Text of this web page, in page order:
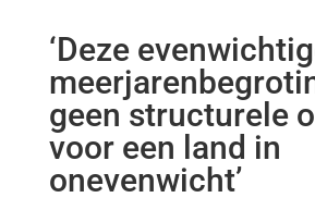
‘Deze
geen structurele
voor een land in
onevenwicht’